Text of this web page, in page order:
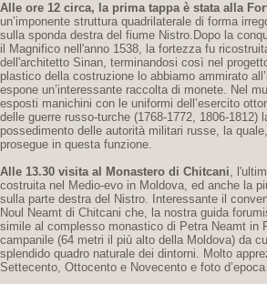
Alle ore 12 circa, la prima tappa è stata alla
un’imponente struttura quadrilaterale di forma
sulla sponda destra del fiume Nistro.Dopo la
il Magnifico nell'anno 1538, la fortezza fu
dell'architetto Sinan, terminandosi così nel
plastico della costruzione lo abbiamo ammirato
espone un’interessante raccolta di monete. Nel
esposti manichini con le uniformi dell’esercito
delle guerre russo-turche (1768-1772, 1806-1812)
possedimento delle autorità militari russe, la
prosegue in questa funzione.
Alle 13.30 visita al Monastero di Chitcani,
costruita nel Medio-evo in Moldova, ed anche la
sulla parte destra del Nistro. Interessante il
Noul Neamt di Chitcani che, la nostra guida
simile al complesso monastico di Petra Neamt in
campanile (64 metri il più alto della Moldova) da
splendido quadro naturale dei dintorni. Molto
Settecento, Ottocento e Novecento e foto d’epoca